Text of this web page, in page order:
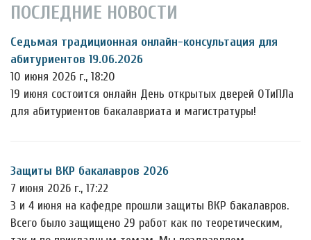
ПОСЛЕДНИЕ НОВОСТИ
Седьмая традиционная онлайн-консультация для
абитуриентов 19.06.2026
10 июня 2026 г., 18:20
19 июня состоится онлайн День открытых дверей ОТиПЛа
для абитуриентов бакалавриата и магистратуры!
Защиты ВКР бакалавров 2026
7 июня 2026 г., 17:22
3 и 4 июня на кафедре прошли защиты ВКР бакалавров.
Всего было защищено 29 работ как по теоретическим,